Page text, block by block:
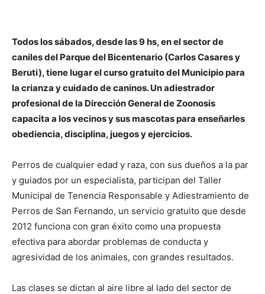
Todos los sábados, desde las 9 hs, en el sector de
caniles del Parque del Bicentenario (Carlos Casares y
Beruti), tiene lugar el curso gratuito del Municipio para
la crianza y cuidado de caninos. Un adiestrador
profesional de la Dirección General de Zoonosis
capacita a los vecinos y sus mascotas para enseñarles
obediencia, disciplina, juegos y ejercicios.
Perros de cualquier edad y raza, con sus dueños a la par
y guiados por un especialista, participan del Taller
Municipal de Tenencia Responsable y Adiestramiento de
Perros de San Fernando, un servicio gratuito que desde
2012 funciona con gran éxito como una propuesta
efectiva para abordar problemas de conducta y
agresividad de los animales, con grandes resultados.
Las clases se dictan al aire libre al lado del sector de